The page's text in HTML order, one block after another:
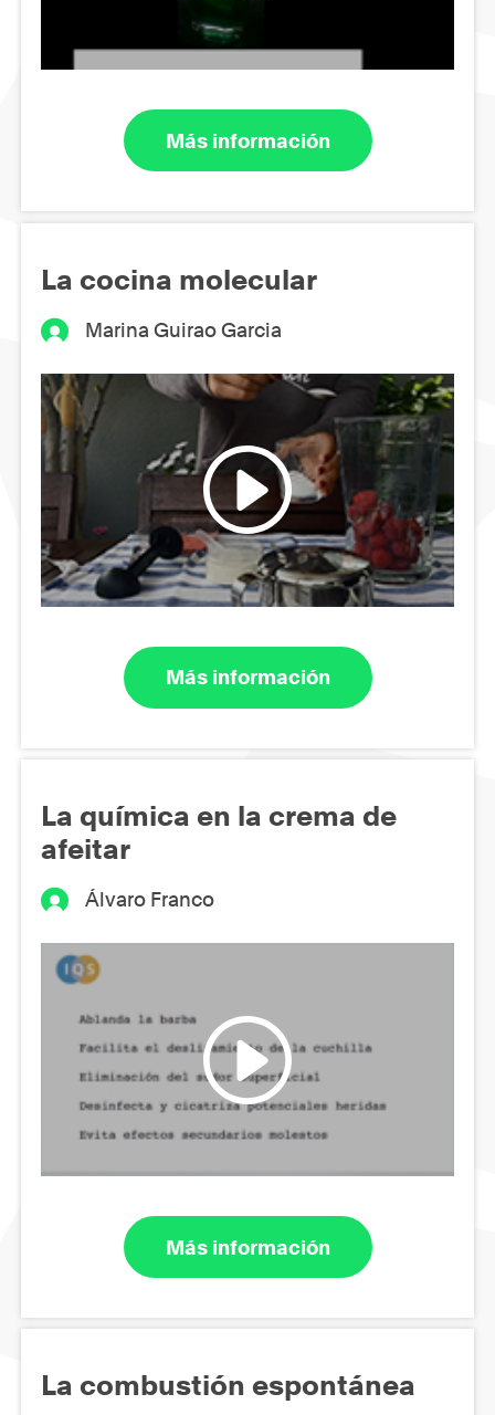
Más información
La cocina molecular
Marina Guirao Garcia
Más información
La química en la crema de
afeitar
Álvaro Franco
Más información
La combustión espontánea